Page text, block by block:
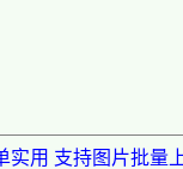
用 支持图片批量